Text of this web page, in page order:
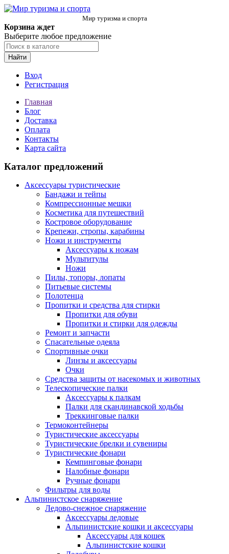
Мир туризма и спорта
Корзина ждет
Выберите любое предложение
Найти
Вход
Регистрация
Главная
Блог
Доставка
Оплата
Контакты
Карта сайта
Каталог предложений
Аксессуары туристические
Бандажи и тейпы
Компрессионные мешки
Косметика для путешествий
Костровое оборудование
Крепежи, стропы, карабины
Ножи и инструменты
Аксессуары к ножам
Мультитулы
Ножи
Пилы, топоры, лопаты
Питьевые системы
Полотенца
Пропитки и средства для стирки
Пропитки для обуви
Пропитки и стирки для одежды
Ремонт и запчасти
Спасательные одеяла
Спортивные очки
Линзы и аксессуары
Очки
Средства защиты от насекомых и животных
Телескопические палки
Аксессуары к палкам
Палки для скандинавской ходьбы
Треккинговые палки
Термоконтейнеры
Туристические аксессуары
Туристические брелки и сувениры
Туристические фонари
Кемпинговые фонари
Налобные фонари
Ручные фонари
Фильтры для воды
Альпинистское снаряжение
Ледово-снежное снаряжение
Аксессуары ледовые
Альпинистские кошки и аксессуары
Аксессуары для кошек
Альпинистские кошки